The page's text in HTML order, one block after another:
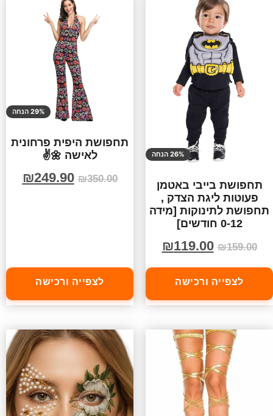
26% הנחה
תחפושת בייבי באטמן
פעוטות ליגת הצדק ,
תחפושת לתינוקות [מידה
0-12 חודשים]
₪159.00
₪119.00
לצפייה ורכישה
29% הנחה
תחפושת היפית פרחונית
לאישה 🌼✌️
₪350.00
₪249.90
לצפייה ורכישה